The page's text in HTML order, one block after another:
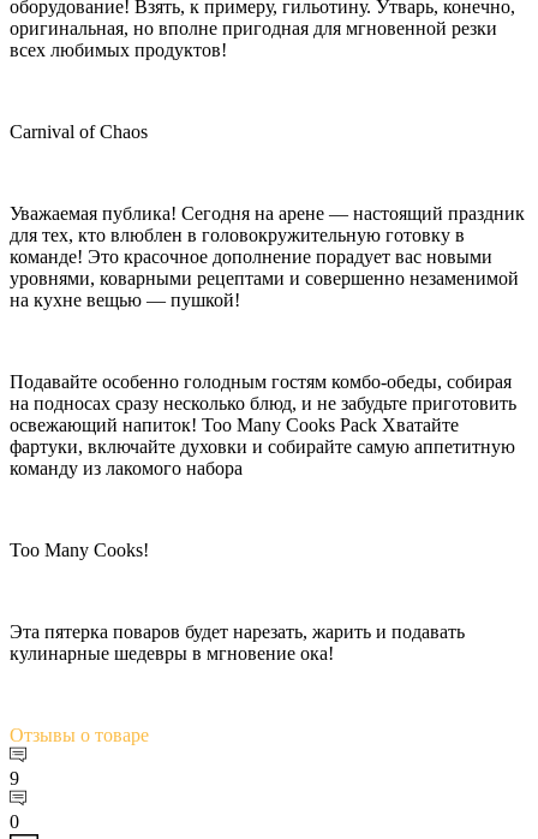
оборудование! Взять, к примеру, гильотину. Утварь, конечно,
оригинальная, но вполне пригодная для мгновенной резки
всех любимых продуктов!
Carnival of Chaos
Уважаемая публика! Сегодня на арене — настоящий праздник
для тех, кто влюблен в головокружительную готовку в
команде! Это красочное дополнение порадует вас новыми
уровнями, коварными рецептами и совершенно незаменимой
на кухне вещью — пушкой!
Подавайте особенно голодным гостям комбо-обеды, собирая
на подносах сразу несколько блюд, и не забудьте приготовить
освежающий напиток! Too Many Cooks Pack Хватайте
фартуки, включайте духовки и собирайте самую аппетитную
команду из лакомого набора
Too Many Cooks!
Эта пятерка поваров будет нарезать, жарить и подавать
кулинарные шедевры в мгновение ока!
Отзывы о товаре
9
0